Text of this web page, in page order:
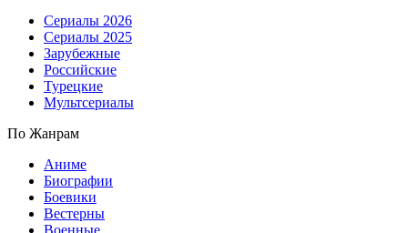
Сериалы 2026
Сериалы 2025
Зарубежные
Российские
Турецкие
Мультсериалы
По Жанрам
Аниме
Биографии
Боевики
Вестерны
Военные